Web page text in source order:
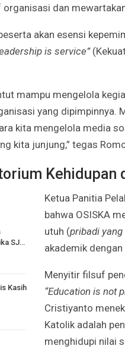
dan
akan esensi
is service”
mampu mengelola
yang dipimpinnya.
kita mengelola media
kita junjung,” tegas
Kehidupan
SJ…
Kasih
Ketua Panitia
bahwa OSISKA
utuh (pribadi yang
akademik
Menyitir filsuf
“Education is not
Cristiyanto
Katolik adalah
menghidupi nilai